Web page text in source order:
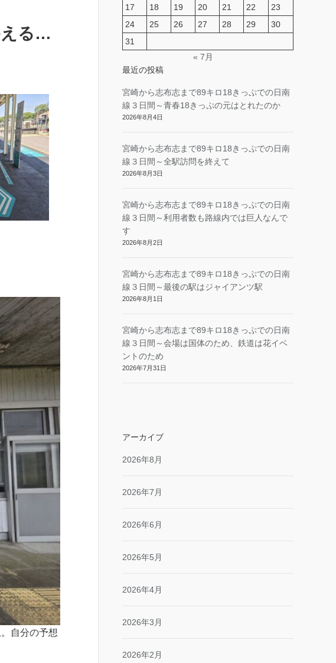
える…
自分の予想
17 18 19 20 21 22
23
24
25 26 27 28 29
30
31
« 7月
最近の投稿
宮崎から志布志まで89キロ18きっぷでの日南
線３日間～青春18きっぷの元はとれたのか
2026年8月4日
宮崎から志布志まで89キロ18きっぷでの日南
線３日間～全駅訪問を終えて
2026年8月3日
宮崎から志布志まで89キロ18きっぷでの日南
線３日間～利用者数も路線内では巨人なんで
す
2026年8月2日
宮崎から志布志まで89キロ18きっぷでの日南
線３日間～最後の駅はジャイアンツ駅
2026年8月1日
宮崎から志布志まで89キロ18きっぷでの日南
線３日間～会場は国体のため、鉄道は花イベ
ントのため
2026年7月31日
アーカイブ
2026年8月
2026年7月
2026年6月
2026年5月
2026年4月
2026年3月
2026年2月